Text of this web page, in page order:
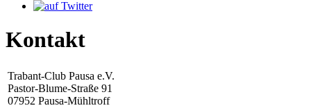
Kontakt
Trabant-Club Pausa e.V.
Pastor-Blume-Straße 91
07952 Pausa-Mühltroff